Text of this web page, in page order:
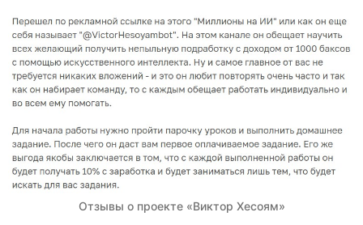
Отзывы о проекте «Виктор Хесоям»